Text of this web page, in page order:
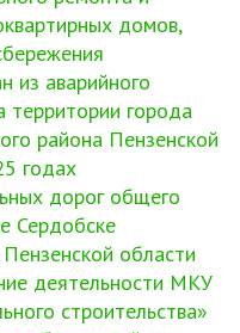
домов,
из аварийного
города
района Пензенской
годах
дорог общего
Сердобске
области
деятельности МКУ
строительства»